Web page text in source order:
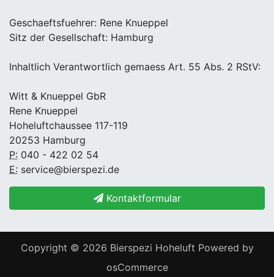
Geschaeftsfuehrer: Rene Knueppel
Sitz der Gesellschaft: Hamburg
Inhaltlich Verantwortlich gemaess Art. 55 Abs. 2 RStV:
Witt & Knueppel GbR
Rene Knueppel
Hoheluftchaussee 117-119
20253 Hamburg
P: 040 - 422 02 54
E: service@bierspezi.de
Kontaktformular
Copyright © 2026 Bierspezi Hoheluft Powered by
osCommerce